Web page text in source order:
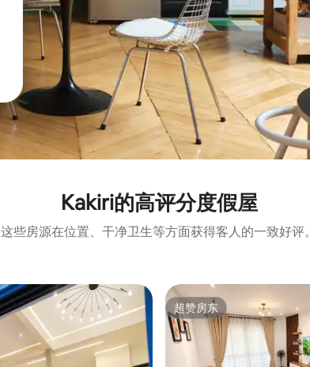
Kakiri的高评分度假屋
这些房源在位置、干净卫生等方面获得客人的一致好评。
超赞房东
超赞房东